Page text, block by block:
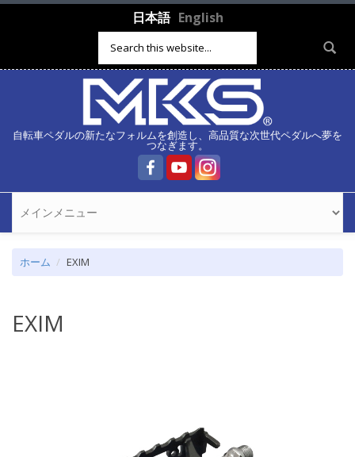
メインコンテンツに移動日本語 English
検索フォーム
自転車ペダルの新たなフォルムを創造し、高品質な次世代ペダルへ夢を
つなぎます。
ホーム EXIM
EXIM